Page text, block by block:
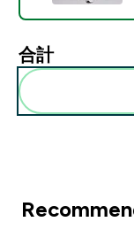
合計